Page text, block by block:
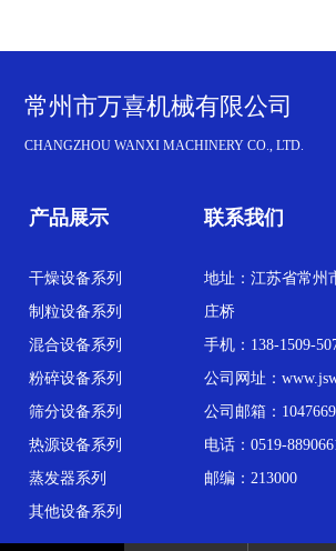
常州市万喜机械有限公司
CHANGZHOU WANXI MACHINERY CO., LTD.
产品展示
干燥设备系列
制粒设备系列
混合设备系列
粉碎设备系列
筛分设备系列
热源设备系列
蒸发器系列
其他设备系列
联系我们
地址：江苏省常州
庄桥
手机：138-1509-
公司网址：
公司邮箱：
电话：0519-
邮编：213000